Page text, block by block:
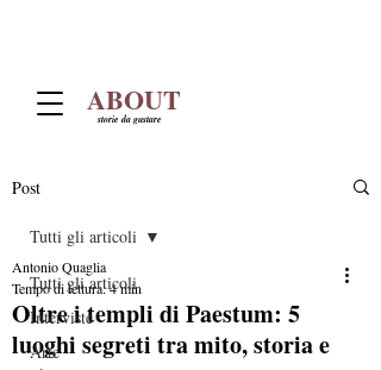
ABOUT
storie da gustare
Post
Tutti gli articoli
Interviste
Arte
Tutti gli articoli
Oltre i templi di Paestum: 5
luoghi segreti tra mito, storia e
Antonio Quaglia
Tempo di lettura: 4 min